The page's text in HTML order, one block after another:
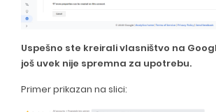
Uspešno ste kreirali vlasništvo na
još uvek nije spremna za upotrebu.
Primer prikazan na slici: